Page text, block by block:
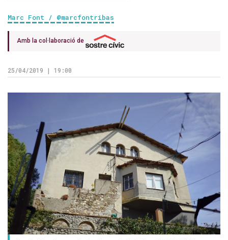
Marc Font / @marcfontribas
Amb la col·laboració de
25/04/2019 | 19:00